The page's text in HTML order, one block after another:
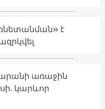
է
առաջին
կարևոր